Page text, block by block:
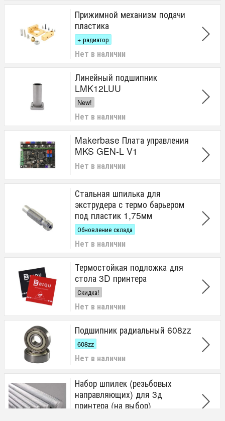
Прижимной механизм подачи
пластика
+ радиатор
Нет в наличии
Линейный подшипник
LMK12LUU
New!
Нет в наличии
Makerbase Плата управления
MKS GEN-L V1
Нет в наличии
Стальная шпилька для
экструдера с термо барьером
под пластик 1,75мм
Обновление склада
Нет в наличии
Термостойкая подложка для
стола 3D принтера
Скидка!
Нет в наличии
Подшипник радиальный 608zz
608zz
Нет в наличии
Набор шпилек (резьбовых
направляющих) для 3д
принтера (на выбор)